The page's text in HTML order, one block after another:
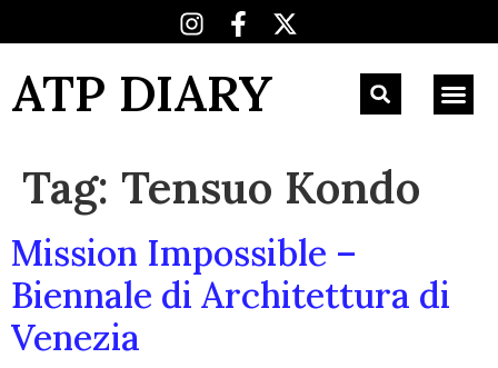
ATP DIARY
Tag: Tensuo Kondo
Mission Impossible –
Biennale di Architettura di
Venezia